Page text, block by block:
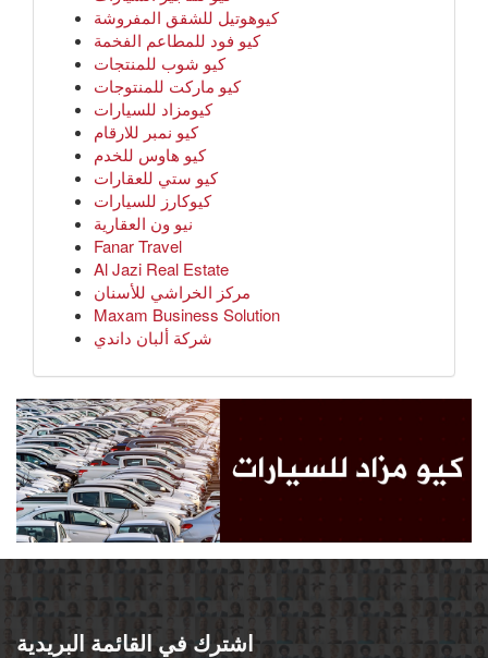
كيوهوتيل للشقق المفروشة
كيو فود للمطاعم الفخمة
كيو شوب للمنتجات
كيو ماركت للمنتوجات
كيومزاد للسيارات
كيو نمبر للارقام
كيو هاوس للخدم
كيو ستي للعقارات
كيوكارز للسيارات
نيو ون العقارية
Fanar Travel
Al Jazi Real Estate
مركز الخراشي للأسنان
Maxam Business Solution
شركة ألبان داندي
اشترك في القائمة البريدية